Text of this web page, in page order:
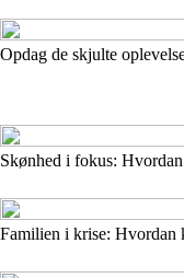
Opdag de skjulte
Skønhed i fokus:
Familien i krise: Hvordan